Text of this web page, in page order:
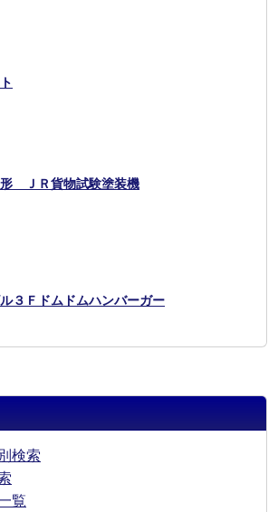
ＪＲ貨物試験塗装機
３Ｆドムドムハンバーガー
検索
覧